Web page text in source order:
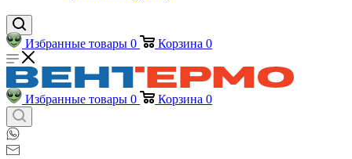
Избранные товары 0 Корзина 0
Избранные товары 0 Корзина 0